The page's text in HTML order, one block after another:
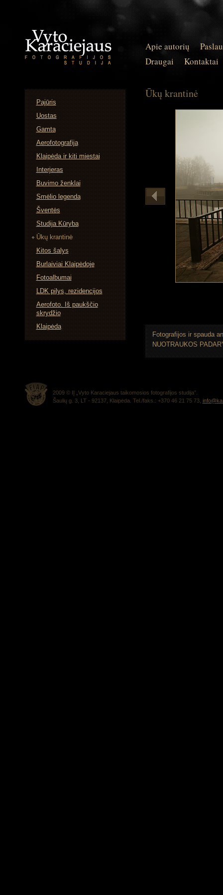
Apie autorių
Draugai
Kontaktai
Pajūris
Uostas
Gamta
Aerofotografija
Klaipėda ir kiti miestai
Interjeras
Buvimo ženklai
Smėlio legenda
Šventės
Studija Kūryba
Ūkų krantinė
Kitos šalys
Burlaiviai Klaipėdoje
Fotoalbumai
LDK pilys, rezidencijos
Aerofoto. Iš paukščio
skrydžio
Klaipėda
Ūkų krantinė
Fotografijos ir spauda
NUOTRAUKOS
2009 © IĮ „Vyto Karaciejaus taikomosios fotografijos studija”.
Šaulių g. 3, LT - 92137, Klaipėda. Tel./faks.: +370 46 21 75 73, info@